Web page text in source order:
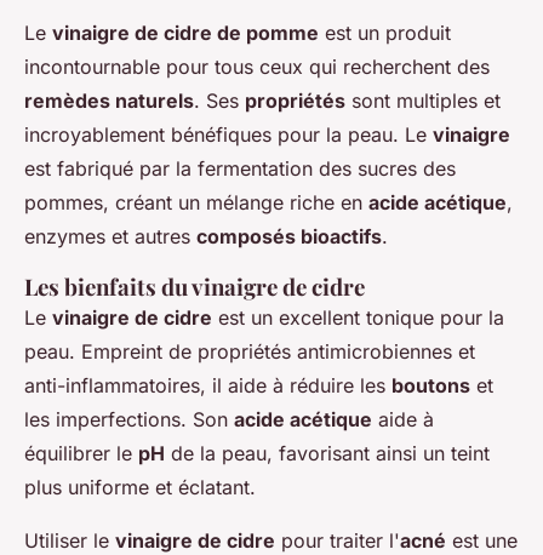
Le vinaigre de cidre de pomme est un produit
incontournable pour tous ceux qui recherchent des
remèdes naturels. Ses propriétés sont multiples et
incroyablement bénéfiques pour la peau. Le vinaigre
est fabriqué par la fermentation des sucres des
pommes, créant un mélange riche en acide acétique,
enzymes et autres composés bioactifs.
Les bienfaits du vinaigre de cidre
Le vinaigre de cidre est un excellent tonique pour la
peau. Empreint de propriétés antimicrobiennes et
anti-inflammatoires, il aide à réduire les boutons et
les imperfections. Son acide acétique aide à
équilibrer le pH de la peau, favorisant ainsi un teint
plus uniforme et éclatant.
Utiliser le vinaigre de cidre pour traiter l'acné est une